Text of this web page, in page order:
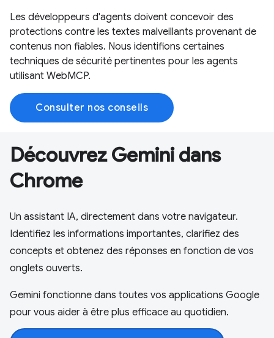
Les développeurs d'agents doivent concevoir des
protections contre les textes malveillants provenant de
contenus non fiables. Nous identifions certaines
techniques de sécurité pertinentes pour les agents
utilisant WebMCP.
Consulter nos conseils
Découvrez Gemini dans
Chrome
Un assistant IA, directement dans votre navigateur.
Identifiez les informations importantes, clarifiez des
concepts et obtenez des réponses en fonction de vos
onglets ouverts.
Gemini fonctionne dans toutes vos applications Google
pour vous aider à être plus efficace au quotidien.